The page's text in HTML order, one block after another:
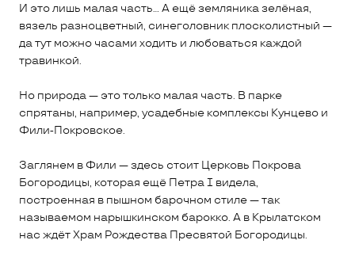
И это лишь малая часть... А ещё земляника зелёная,
вязель разноцветный, синеголовник плосколистный —
да тут можно часами ходить и любоваться каждой
травинкой.
Но природа — это только малая часть. В парке
спрятаны, например, усадебные комплексы Кунцево и
Фили‑Покровское.
Заглянем в Фили — здесь стоит Церковь Покрова
Богородицы, которая ещё Петра I видела,
построенная в пышном барочном стиле — так
называемом нарышкинском барокко. А в Крылатском
нас ждёт Храм Рождества Пресвятой Богородицы.